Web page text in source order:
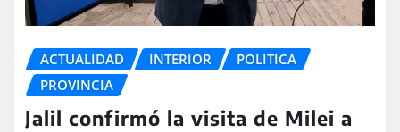
ACTUALIDAD INTERIOR
POLITICA
PROVINCIA
Jalil confirmó la visita de Milei a